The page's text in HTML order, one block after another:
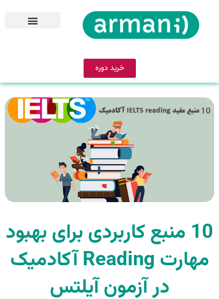
خرید دوره
10 منبع کاربردی برای بهبود
مهارت Reading آکادمیک
در آزمون آیلتس